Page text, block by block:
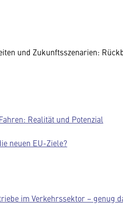
und Zukunftsszenarien:
Realität und Potenzial
neuen EU-Ziele?
im Verkehrssektor – genug